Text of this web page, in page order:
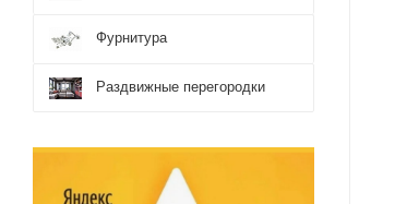
Фурнитура
Раздвижные перегородки